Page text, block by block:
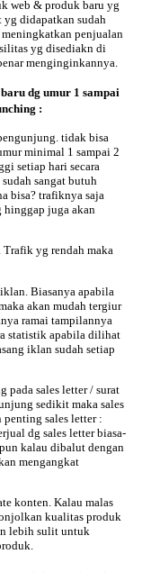
web & produk baru yg
didapatkan sudah
penjualan
yg disediakn di
menginginkannya.
dg umur 1 sampai
:
tidak bisa
minimal 1 sampai 2
setiap hari secara
sangat butuh
bisa? trafiknya saja
hinggap juga akan
yg rendah maka
Biasanya apabila
akan mudah tergiur
ramai tampilannya
statistik apabila dilihat
iklan sudah setiap
pada sales letter / surat
sedikit maka sales
sales letter :
dg sales letter biasa-
kalau dibalut dengan
mengangkat
konten. Kalau malas
kualitas produk
lebih sulit untuk